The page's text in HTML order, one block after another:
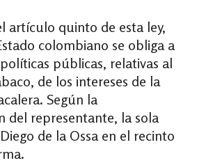
artículo quinto de esta ley,
colombiano se obliga a
públicas, relativas al
de los intereses de la
Según la
del representante, la sola
de la Ossa en el recinto